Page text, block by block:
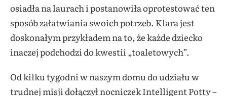
osiadła na laurach i postanowiła oprotestować ten
sposób załatwiania swoich potrzeb. Klara jest
doskonałym przykładem na to, że każde dziecko
inaczej podchodzi do kwestii „toaletowych”.
Od kilku tygodni w naszym domu do udziału w
trudnej misji dołączył nocniczek Intelligent Potty –